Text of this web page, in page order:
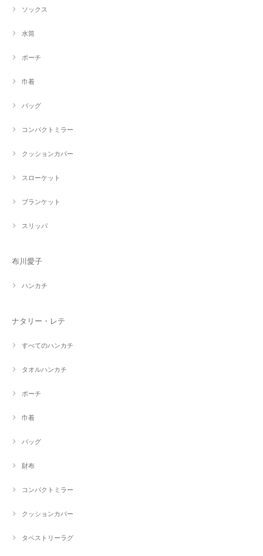
ソックス
水筒
ポーチ
巾着
バッグ
コンパクトミラー
クッションカバー
スローケット
ブランケット
スリッパ
布川愛子
ハンカチ
ナタリー・レテ
すべてのハンカチ
タオルハンカチ
ポーチ
巾着
バッグ
財布
コンパクトミラー
クッションカバー
タペストリーラグ